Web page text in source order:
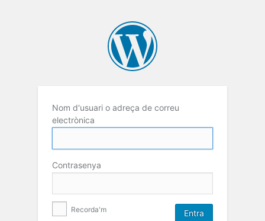
Nom d'usuari o adreça de correu
electrònica
Contrasenya
Recorda'm